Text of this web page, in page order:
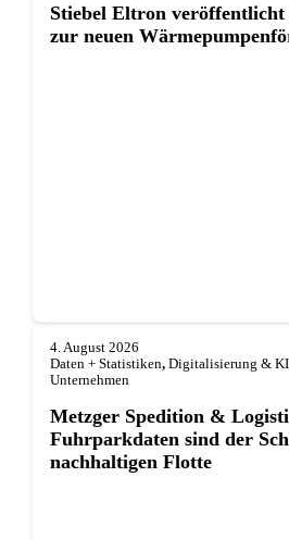
Stiebel Eltron veröffentlicht
zur neuen
4. August 2026
Daten + Statistiken, Digitalisierung & KI
Unternehmen
Metzger Spedition &
Fuhrparkdaten sind der
nachhaltigen Flotte